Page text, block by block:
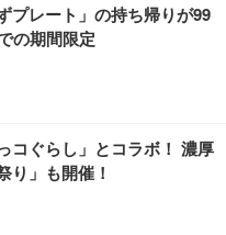
デスクチェア 疲れない テレ
クレスト 30度ロッキング機
ート 90度跳ね上げ式アーム
チェア (ブラック)
デスクチェア 疲れない テレ
クレスト 30度ロッキング機
ート 90度跳ね上げ式アーム
グモニター DualSense 充電
）
27インチ 液晶モニタ
）VA 非光沢 HDMI/DisplayP
高さ調整 スイベル VESA対
オムツ L 中型犬用 26枚入
ーシック) 【Amazon.co.jp
リスオーヤマ ペットシーツ
枚入 (x 1) (ケース販売)
プレート」の持ち帰りが99
の期間限定
コぐらし」とコラボ！ 濃厚
り」も開催！